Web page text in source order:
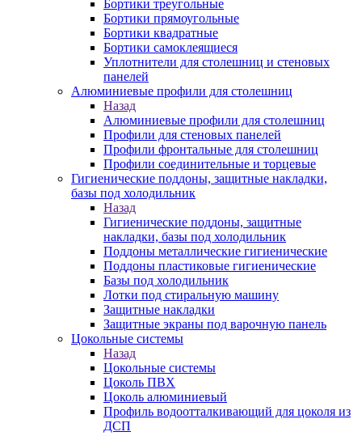
Бортики треугольные
Бортики прямоугольные
Бортики квадратные
Бортики самоклеящиеся
Уплотнители для столешниц и стеновых
панелей
Алюминиевые профили для столешниц
Назад
Алюминиевые профили для столешниц
Профили для стеновых панелей
Профили фронтальные для столешниц
Профили соединительные и торцевые
Гигиенические поддоны, защитные накладки,
базы под холодильник
Назад
Гигиенические поддоны, защитные
накладки, базы под холодильник
Поддоны металлические гигиенические
Поддоны пластиковые гигиенические
Базы под холодильник
Лотки под стиральную машину
Защитные накладки
Защитные экраны под варочную панель
Цокольные системы
Назад
Цокольные системы
Цоколь ПВХ
Цоколь алюминиевый
Профиль водоотталкивающий для цоколя из
ДСП